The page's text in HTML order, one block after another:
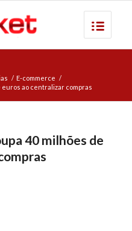
/ E-commerce /
euros ao centralizar compras
40 milhões de